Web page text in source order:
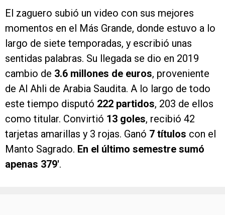
largo de siete temporadas, y escribió unas
sentidas palabras. Su llegada se dio en 2019
cambio de3.6 millones de euros, proveniente
de Al Ahli de Arabia Saudita. A lo largo de todo
este tiempo disputó 222 partidos , 203 de ellos
como titular. Convirtió13 goles, recibió 42
tarjetas amarillas y 3 rojas. Ganó 7 títuloscon el
Manto Sagrado.En el último semestre sumó
apenas 379′.